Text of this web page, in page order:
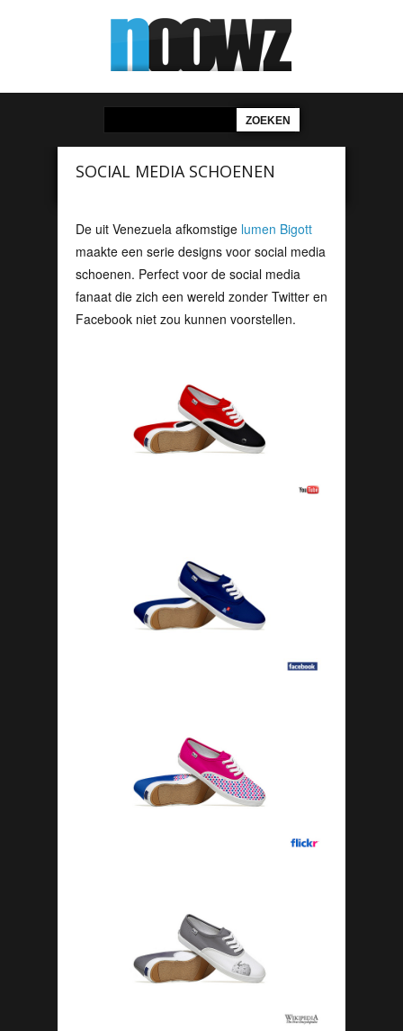
SOCIAL MEDIA SCHOENEN
De uit Venezuela afkomstige lumen Bigott
maakte een serie designs voor social media
schoenen. Perfect voor de social media
fanaat die zich een wereld zonder Twitter en
Facebook niet zou kunnen voorstellen.